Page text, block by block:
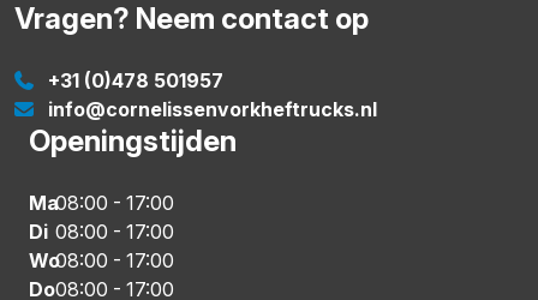
Vragen? Neem contact op
+31 (0)478 501957
info@cornelissenvorkheftrucks.nl
Openingstijden
Ma08:00 - 17:00
Di 08:00 - 17:00
Wo08:00 - 17:00
Do08:00 - 17:00